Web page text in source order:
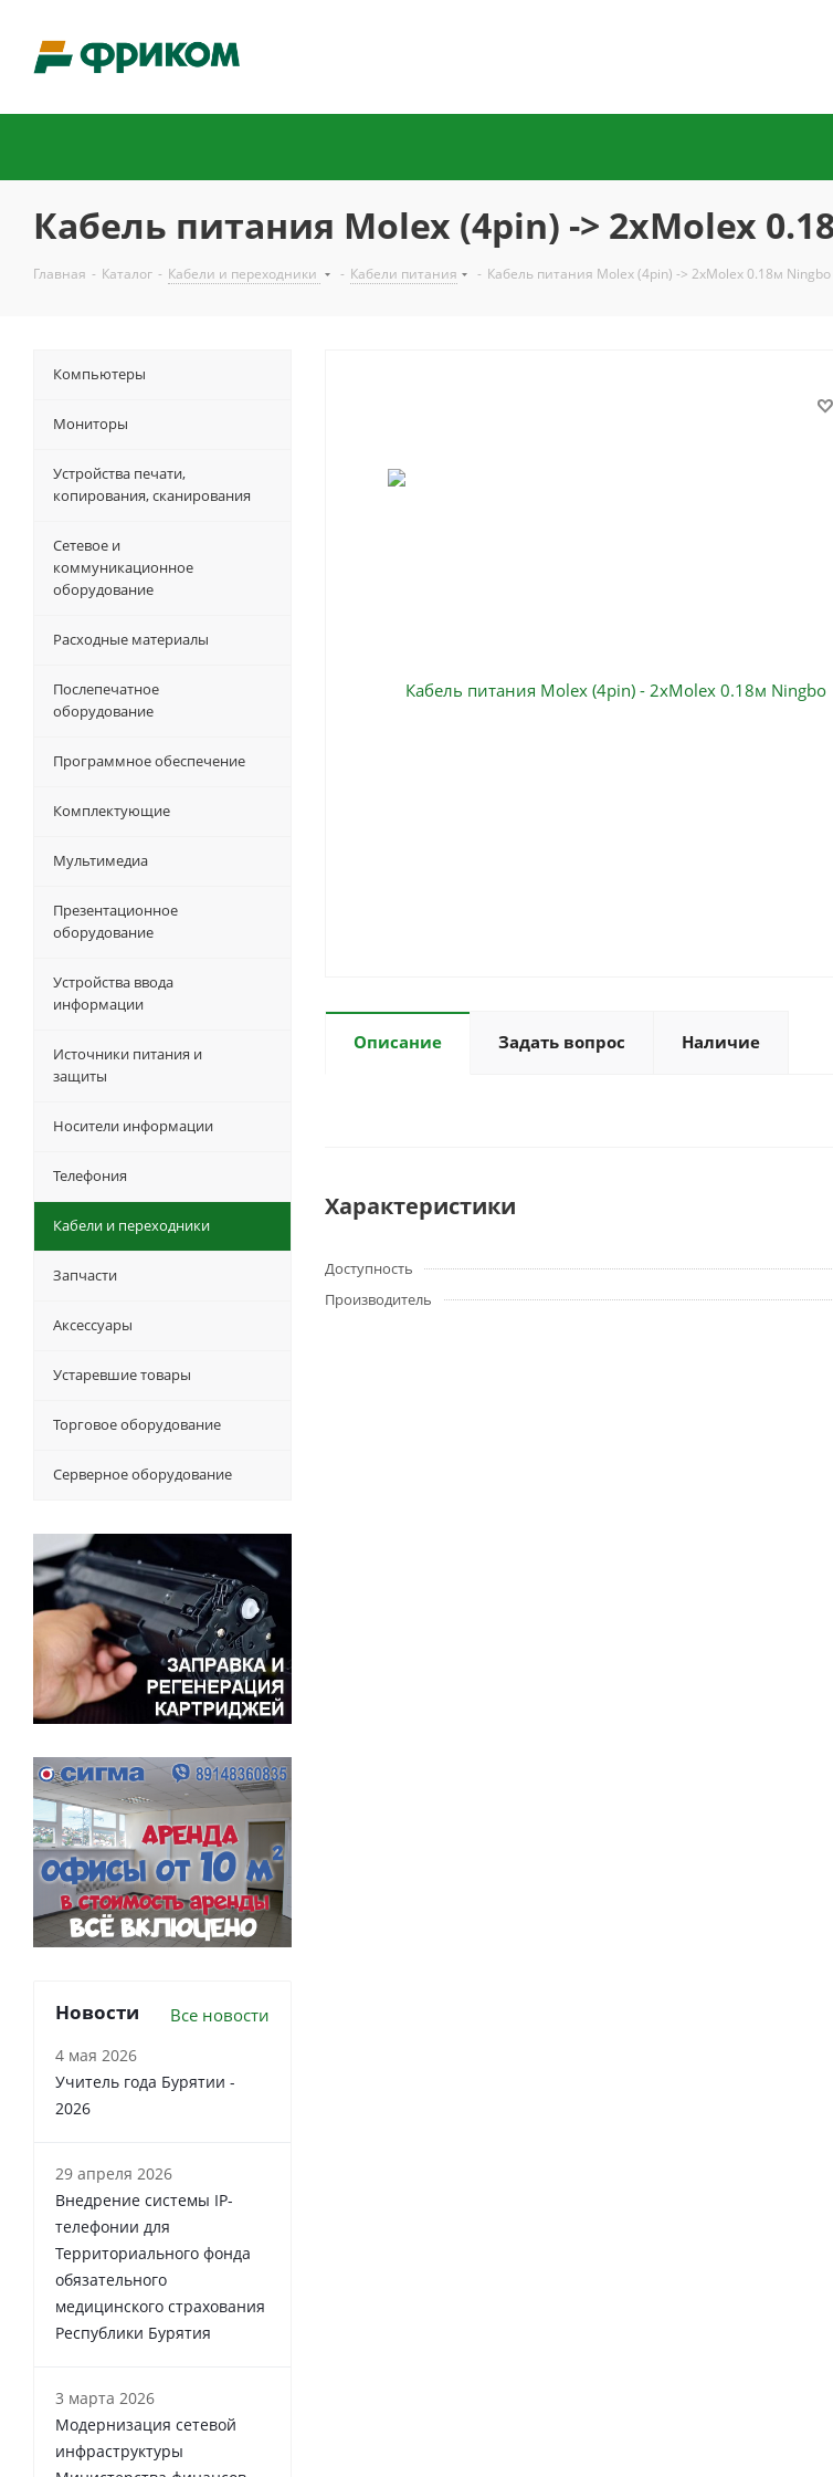
Кабель питания Molex (4pin) -> 2xMolex
Главная - Каталог - Кабели и переходники - Кабели питания - Кабель питания Molex (4pin) -> 2xMolex 0.18м Ningbo
Описание Задать вопрос Наличие
Характеристики
Доступность
Производитель
Компьютеры
Мониторы
Устройства печати,
копирования, сканирования
Сетевое и
коммуникационное
оборудование
Расходные материалы
Послепечатное
оборудование
Программное обеспечение
Комплектующие
Мультимедиа
Презентационное
оборудование
Устройства ввода
информации
Источники питания и
защиты
Носители информации
Телефония
Кабели и переходники
Запчасти
Аксессуары
Устаревшие товары
Торговое оборудование
Серверное оборудование
Новости Все новости
4 мая 2026
Учитель года Бурятии -
2026
29 апреля 2026
Внедрение системы IP-
телефонии для
Территориального фонда
обязательного
медицинского страхования
Республики Бурятия
3 марта 2026
Модернизация сетевой
инфраструктуры